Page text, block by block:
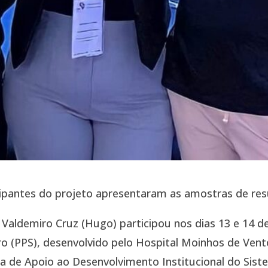
do projeto apresentaram as amostras de
Cruz (Hugo) participou nos dias 13 e 14
(PPS), desenvolvido pelo Hospital Moinhos de
de Apoio ao Desenvolvimento Institucional do